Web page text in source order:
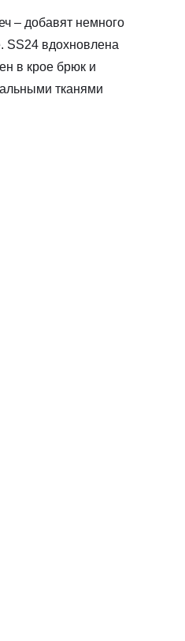
– добавят немного
SS24 вдохновлена
в крое брюк и
тканями